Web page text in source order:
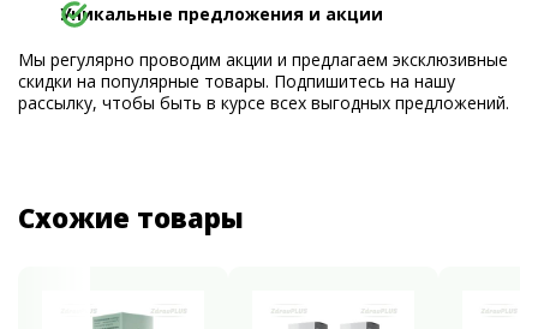
Уникальные предложения и акции
Мы регулярно проводим акции и предлагаем эксклюзивные
скидки на популярные товары. Подпишитесь на нашу
рассылку, чтобы быть в курсе всех выгодных предложений.
Схожие товары